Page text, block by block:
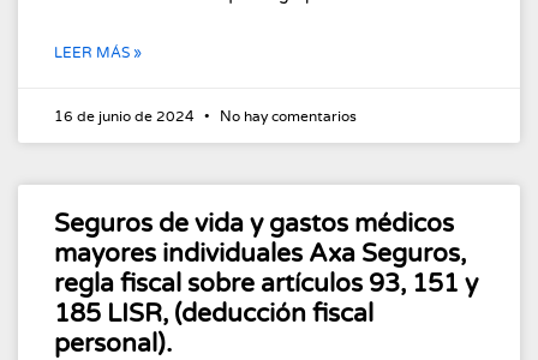
LEER MÁS »
16 de junio de 2024 No hay comentarios
Seguros de vida y gastos médicos
mayores individuales Axa Seguros,
regla fiscal sobre artículos 93, 151 y
185 LISR, (deducción fiscal
personal).